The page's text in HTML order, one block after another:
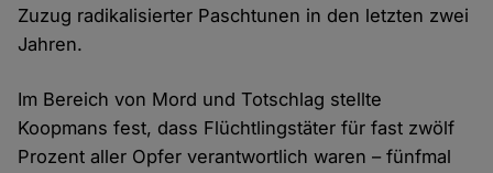
Zuzug radikalisierter Paschtunen in den letzten zwei
Jahren.
Im Bereich von Mord und Totschlag stellte
Koopmans fest, dass Flüchtlingstäter für fast zwölf
Prozent aller Opfer verantwortlich waren – fünfmal